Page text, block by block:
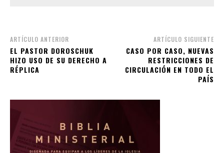
ARTÍCULO ANTERIOR
EL PASTOR DOROSCHUK
HIZO USO DE SU DERECHO A
RÉPLICA
ARTÍCULO SIGUIENTE
CASO POR CASO, NUEVAS
RESTRICCIONES DE
CIRCULACIÓN EN TODO EL
PAÍS